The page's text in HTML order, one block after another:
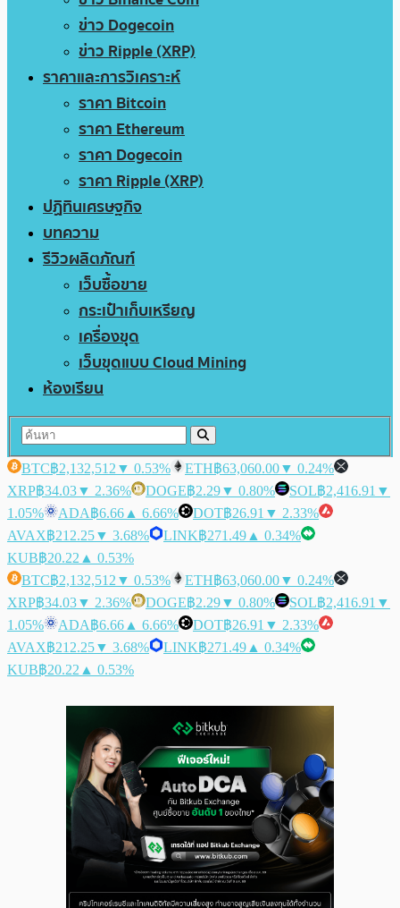
ข่าว Dogecoin
ข่าว Ripple (XRP)
ราคาและการวิเคราะห์
ราคา Bitcoin
ราคา Ethereum
ราคา Dogecoin
ราคา Ripple (XRP)
ปฏิทินเศรษฐกิจ
บทความ
รีวิวผลิตภัณฑ์
เว็บซื้อขาย
กระเป๋าเก็บเหรียญ
เครื่องขุด
เว็บขุดแบบ Cloud Mining
ห้องเรียน
BTC฿2,132,512 ▼ 0.53% ETH฿63,060.00▼ 0.24%
XRP฿34.03▼ 2.36% DOGE฿2.29▼ 0.80% SOL฿2,416.91 ▼
1.05%
ADA฿6.66 ▲ 6.66% DOT฿26.91 ▼ 2.33%
AVAX฿212.25▼ 3.68% LINK฿271.49 ▲ 0.34%
KUB฿20.22 ▲ 0.53%
BTC฿2,132,512 ▼ 0.53% ETH฿63,060.00▼ 0.24%
XRP฿34.03▼ 2.36% DOGE฿2.29▼ 0.80% SOL฿2,416.91 ▼
1.05%
ADA฿6.66 ▲ 6.66% DOT฿26.91 ▼ 2.33%
AVAX฿212.25▼ 3.68% LINK฿271.49 ▲ 0.34%
KUB฿20.22 ▲ 0.53%